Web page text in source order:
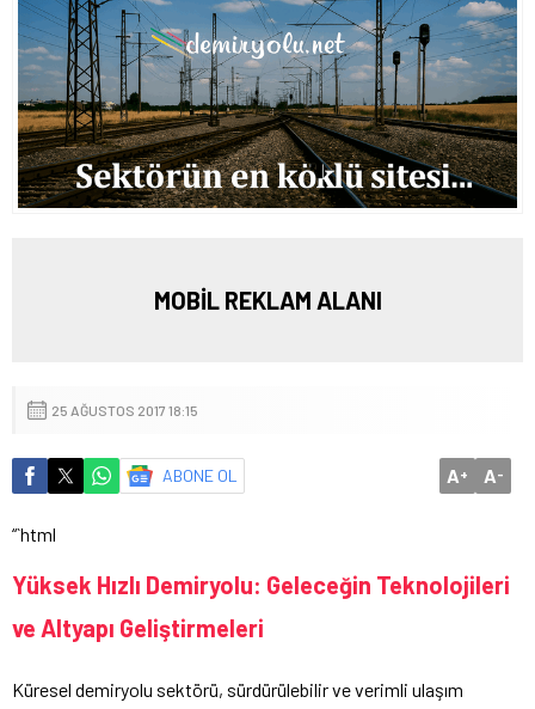
MOBİL REKLAM ALANI
25 AĞUSTOS 2017 18:15
ABONE OL A+ A-
“`html
Yüksek Hızlı Demiryolu: Geleceğin Teknolojileri
ve Altyapı Geliştirmeleri
Küresel demiryolu sektörü, sürdürülebilir ve verimli ulaşım